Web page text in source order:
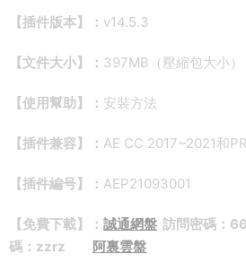
【插件版本】： v14.5.3
【文件大小】： 397MB（壓縮包大小）
【使用幫助】： 安裝方法
【插件兼容】： AE CC 2017~2021和
【插件編号】： AEP21093001
【免費下載】： 誠通網盤 訪問密碼：
碼：zzrz
阿裏雲盤